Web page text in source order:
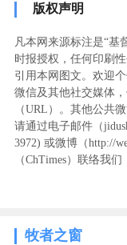
版权声明
凡本网来源标注是“基
时报授权，任何印刷
引用本网图文。欢迎
微信及其他社交媒体
（URL）。其他公共
请通过电子邮件（
3972) ‬或微博（http://
（ChTimes）联络我
牧者之窗